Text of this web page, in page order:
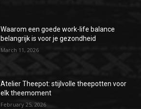
Waarom een goede work-life balance
belangrijk is voor je gezondheid
March 11, 2026
Atelier Theepot: stijlvolle theepotten voor
elk theemoment
February 25, 2026